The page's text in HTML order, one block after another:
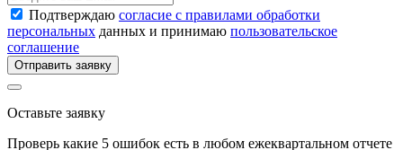
Подтверждаю согласие с правилами обработки
персональных данных и принимаю пользовательское
соглашение
Отправить заявку
Оставьте заявку
Проверь какие 5 ошибок есть в любом ежеквартальном отчете